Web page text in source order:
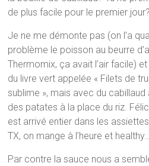
de plus facile pour le premier jour?
Je ne me démonte pas (on l’a
problème le poisson au beurre
Thermomix, ça avait l’air facile)
du livre vert appelée « Filets de
sublime », mais avec du
des patates à la place du riz.
est arrivé entier dans les
TX, on mange à l’heure et
Par contre la sauce nous a